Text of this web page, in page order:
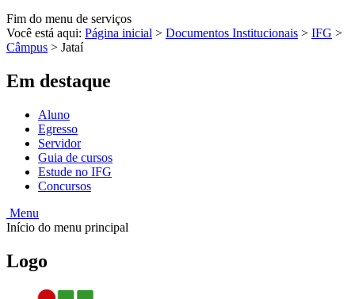
Fim do menu de serviços
Você está aqui: Página inicial > Documentos Institucionais > IFG >
Câmpus > Jataí
Em destaque
Aluno
Egresso
Servidor
Guia de cursos
Estude no IFG
Concursos
Menu
Início do menu principal
Logo